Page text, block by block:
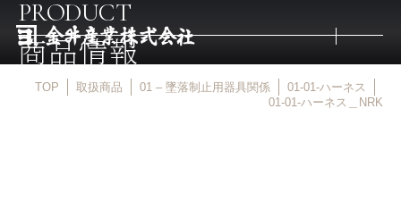
PRODUCT
商品情報
TOP 取扱商品 01 – 墜落制止用器具関係
01-01-ハーネス
01-01-ハーネス＿NRK